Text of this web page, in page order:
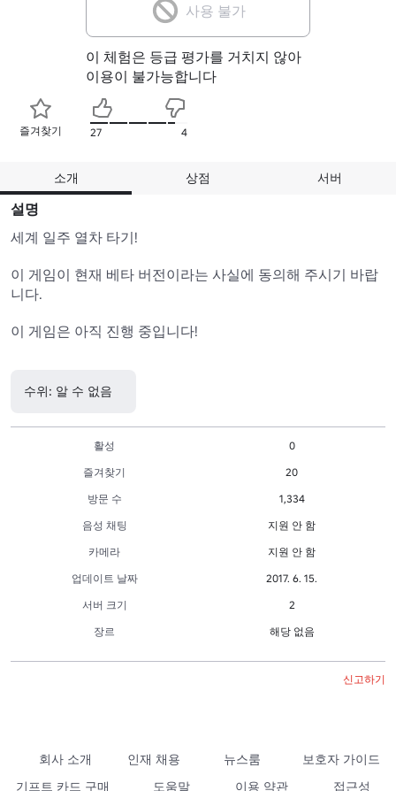
사용 불가
이 체험은 등급 평가를 거치지 않아
이용이 불가능합니다
즐겨찾기 27 4
소개 상점 서버
설명
세계 일주 열차 타기!
이 게임이 현재 베타 버전이라는 사실에 동의해 주시기 바랍
니다.
이 게임은 아직 진행 중입니다!
수위: 알 수 없음
활성
0
즐겨찾기
20
방문 수
1,334
음성 채팅
지원 안 함
카메라
지원 안 함
업데이트 날짜
2017. 6. 15.
서버 크기
2
장르
해당 없음
신고하기
회사 소개 인재 채용 뉴스룸
보호자 가이드
기프트 카드 구매
도움말 이용 약관 접근성